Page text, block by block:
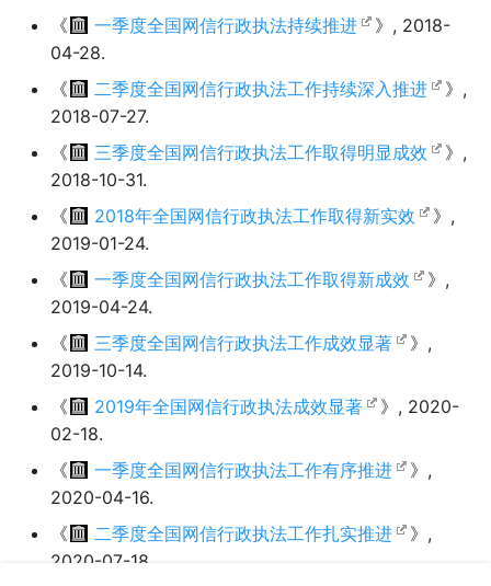
《
一季度全国网信行政执法持续推进
》, 2018-
04-28.
《
二季度全国网信行政执法工作持续深入推进
》,
2018-07-27.
《
三季度全国网信行政执法工作取得明显成效
》,
2018-10-31.
《
2018年全国网信行政执法工作取得新实效
》,
2019-01-24.
《
一季度全国网信行政执法工作取得新成效
》,
2019-04-24.
《
三季度全国网信行政执法工作成效显著
》,
2019-10-14.
《
2019年全国网信行政执法成效显著
》, 2020-
02-18.
《
一季度全国网信行政执法工作有序推进
》,
2020-04-16.
《
二季度全国网信行政执法工作扎实推进
》,
2020-07-18.